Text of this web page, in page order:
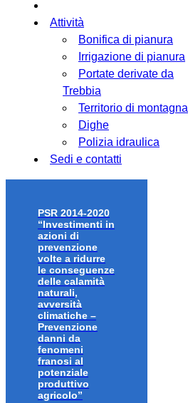
Attività
Bonifica di pianura
Irrigazione di pianura
Portate derivate da
Trebbia
Territorio di montagna
Dighe
Polizia idraulica
Sedi e contatti
PSR 2014-2020
“Investimenti in
azioni di
prevenzione
volte a ridurre
le conseguenze
delle calamità
naturali,
avversità
climatiche –
Prevenzione
danni da
fenomeni
franosi al
potenziale
produttivo
agricolo”